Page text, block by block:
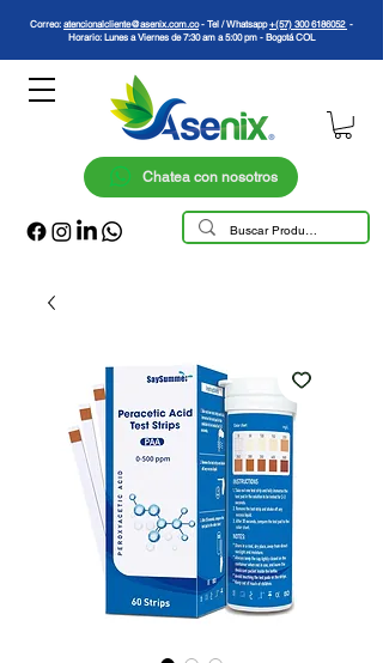
Correo: atencionalcliente@asenix.com.co - Tel / Whatsapp+(57) 300 6186052 -
Horario: Lunes a Viernes de 7:30 am a 5:00 pm - Bogotá COL
Chatea con nosotros